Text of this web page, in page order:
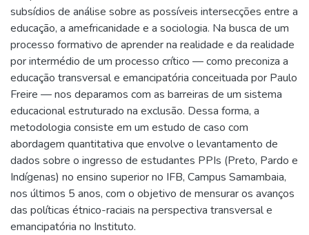
subsídios de análise sobre as possíveis intersecções entre a
educação, a amefricanidade e a sociologia. Na busca de um
processo formativo de aprender na realidade e da realidade
por intermédio de um processo crítico — como preconiza a
educação transversal e emancipatória conceituada por Paulo
Freire — nos deparamos com as barreiras de um sistema
educacional estruturado na exclusão. Dessa forma, a
metodologia consiste em um estudo de caso com
abordagem quantitativa que envolve o levantamento de
dados sobre o ingresso de estudantes PPIs (Preto, Pardo e
Indígenas) no ensino superior no IFB, Campus Samambaia,
nos últimos 5 anos, com o objetivo de mensurar os avanços
das políticas étnico-raciais na perspectiva transversal e
emancipatória no Instituto.